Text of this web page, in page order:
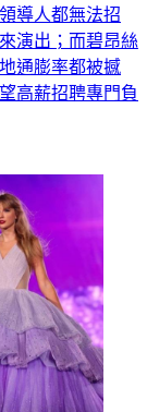
不只全球粉絲卯
導人都無法招
演出；而碧昂絲
通膨率都被撼
高薪招聘專門負